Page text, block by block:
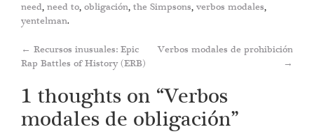
need, need to, obligación, the Simpsons, verbos modales,
yentelman.
Post
navigation
← Recursos inusuales: Epic
Rap Battles of History (ERB)
Verbos modales de prohibición
→
1 thoughts on “Verbos
modales de obligación”